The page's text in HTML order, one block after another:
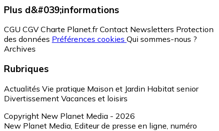
Plus d&#039;informations
CGU CGV Charte Planet.fr Contact Newsletters Protection
des données Préférences cookies Qui sommes-nous ?
Archives
Rubriques
Actualités Vie pratique Maison et Jardin Habitat senior
Divertissement Vacances et loisirs
Copyright New Planet Media - 2026
New Planet Media, Editeur de presse en ligne, numéro